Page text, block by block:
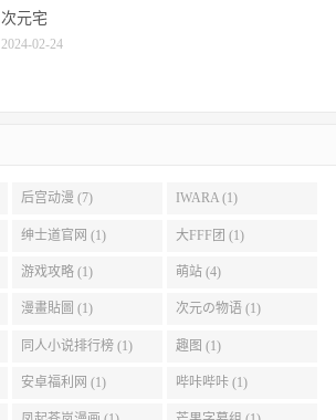
次元宅
2024-02-24
后宫动漫 (7) IWARA (1)
绅士道官网 (1) 大FFF团 (1)
游戏攻略 (1) 萌站 (4)
漫畫貼圖 (1) 次元の物语 (1)
同人小说排行榜 (1) 趣图 (1)
安卓福利网 (1) 哔咔哔咔 (1)